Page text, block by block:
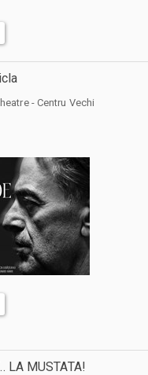
- Centru Vechi
LA MUSTATA!